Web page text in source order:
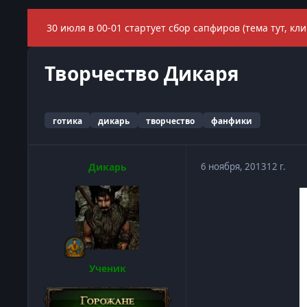
30 июля в 00-01 стартует сбор сапфиров (тема тут,
Творчество Дикаря
готика дикарь творчество фанфики
Дикарь
Ученик
6 ноября, 201312 г.